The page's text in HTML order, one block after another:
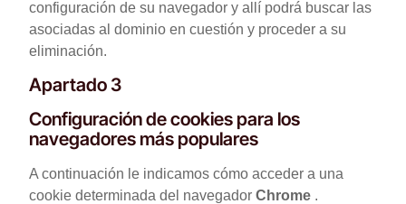
configuración de su navegador y allí podrá buscar las
asociadas al dominio en cuestión y proceder a su
eliminación.
Apartado 3
Configuración de cookies para los
navegadores más populares
A continuación le indicamos cómo acceder a una
cookie determinada del navegador Chrome .